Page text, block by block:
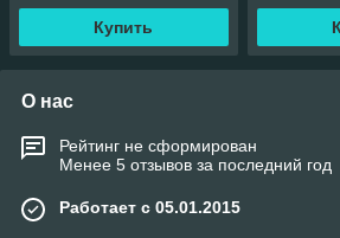
Купить
О нас
Рейтинг не сформирован
Менее 5 отзывов за последний год
Работает с 05.01.2015